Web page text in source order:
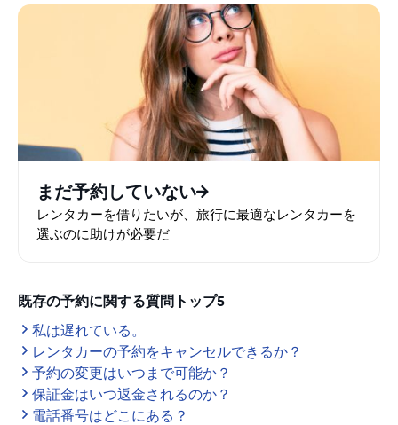
まだ予約していない
レンタカーを借りたいが、旅行に最適なレンタカーを
選ぶのに助けが必要だ
既存の予約に関する質問トップ5
私は遅れている。
レンタカーの予約をキャンセルできるか？
予約の変更はいつまで可能か？
保証金はいつ返金されるのか？
電話番号はどこにある？